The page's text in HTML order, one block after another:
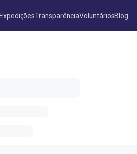
ExpediçõesTransparênciaVoluntáriosBlog